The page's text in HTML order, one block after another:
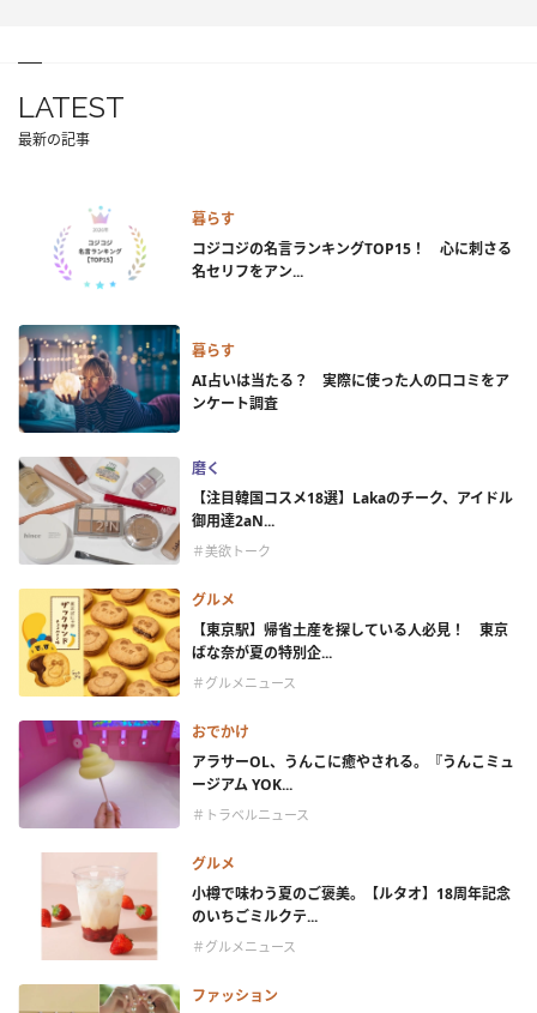
LATEST
最新の記事
暮らす
コジコジの名言ランキングTOP15！ 心に刺さる
名セリフをアン...
暮らす
AI占いは当たる？ 実際に使った人の口コミをア
ンケート調査
磨く
【注目韓国コスメ18選】Lakaのチーク、アイドル
御用達2aN...
＃美欲トーク
グルメ
【東京駅】帰省土産を探している人必見！ 東京
ばな奈が夏の特別企...
＃グルメニュース
おでかけ
アラサーOL、うんこに癒やされる。『うんこミュ
ージアム YOK...
＃トラベルニュース
グルメ
小樽で味わう夏のご褒美。【ルタオ】18周年記念
のいちごミルクテ...
＃グルメニュース
ファッション